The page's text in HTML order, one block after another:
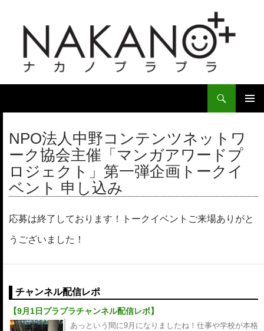
イ
ュ
テ
ン
ツ
へ
キ
プ
NPO法人中野コンテンツネットワ
ーク協会主催「マンガアワードプ
ロジェクト」第一弾企画トークイ
ベント 申し込み
応募は終了しております！トークイベントご来場ありがと
うございました！
チャンネル配信レポ
【9月1日プラプラチャンネル配信レポ】
あっという間に9月になりましたね！仕事や学校が本格